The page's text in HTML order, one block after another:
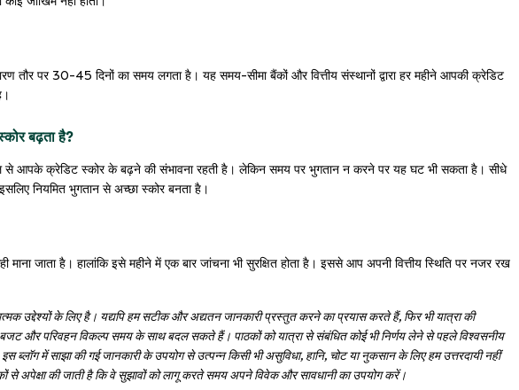
तौर पर 30-45 दिनों का समय लगता है। यह समय-सीमा बैंकों और वित्तीय संस्थानों द्वारा हर महीने आपकी क्रेडिट
बढ़ता है?
आपके क्रेडिट स्कोर के बढ़ने की संभावना रहती है। लेकिन समय पर भुगतान न करने पर यह घट भी सकता है। सीधे
नियमित भुगतान से अच्छा स्कोर बनता है।
जाता है। हालांकि इसे महीने में एक बार जांचना भी सुरक्षित होता है। इससे आप अपनी वित्तीय स्थिति पर नजर रख
उद्देश्यों के लिए है। यद्यपि हम सटीक और अद्यतन जानकारी प्रस्तुत करने का प्रयास करते हैं, फिर भी यात्रा की
बजट और परिवहन विकल्प समय के साथ बदल सकते हैं। पाठकों को यात्रा से संबंधित कोई भी निर्णय लेने से पहले विश्वसनीय
ब्लॉग में साझा की गई जानकारी के उपयोग से उत्पन्न किसी भी असुविधा, हानि, चोट या नुकसान के लिए हम उत्तरदायी नहीं
से अपेक्षा की जाती है कि वे सुझावों को लागू करते समय अपने विवेक और सावधानी का उपयोग करें।